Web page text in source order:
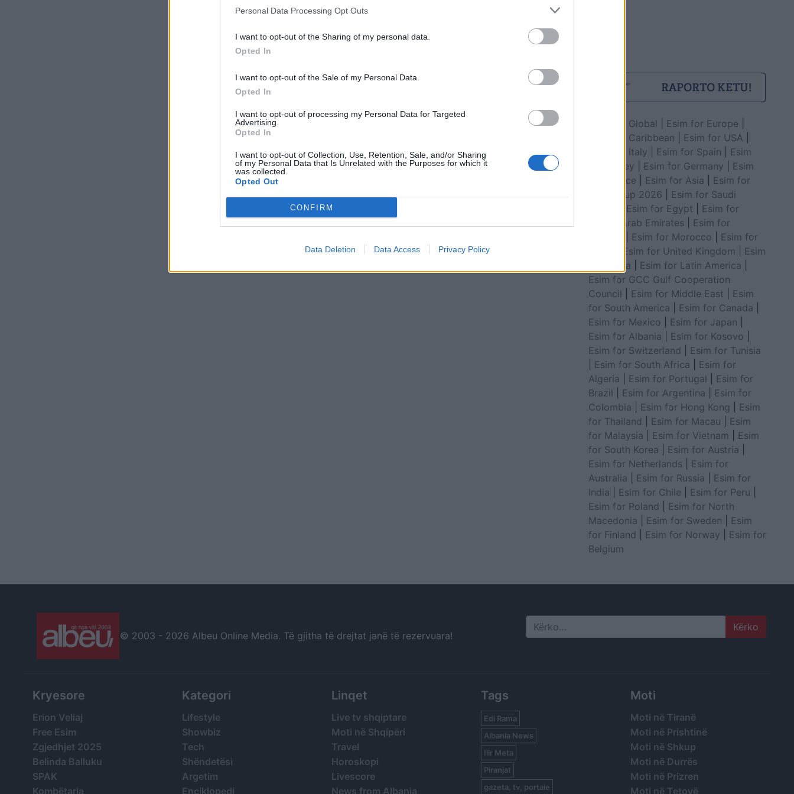
Personal Data Processing Opt Outs
I want to opt-out of the Sharing of my personal data.
Opted In
I want to opt-out of the Sale of my Personal Data.
Opted In
I want to opt-out of processing my Personal Data for Targeted
Advertising.
Opted In
I want to opt-out of Collection, Use, Retention, Sale, and/or Sharing
of my Personal Data that Is Unrelated with the Purposes for which it
was collected.
Opted Out
CONFIRM
Data Deletion Data Access Privacy Policy
Esim for Global Esim for Europe
Esim for Caribbean
Esim for USA
Esim for Italy
Esim for Spain
Esim
for Turkey
Esim for Germany
Esim
for Greece
Esim for Asia
Esim for
World Cup 2026
Esim for Saudi
Esim for Egypt
Esim for
United Arab Emirates
Esim for
Esim for Morocco
Esim for
Esim for United Kingdom
Esim
for Africa
Esim for Latin America
Esim for GCC Gulf Cooperation
Council
Esim for Middle East
Esim
for South America
Esim for Canada
Esim for Mexico
Esim for Japan
Esim for Albania
Esim for Kosovo
Esim for Switzerland
Esim for Tunisia
Esim for South Africa
Esim for
Algeria
Esim for Portugal
Esim for
Brazil
Esim for Argentina
Esim for
Colombia
Esim for Hong Kong
Esim
for Thailand
Esim for Macau
Esim
for Malaysia
Esim for Vietnam
Esim
for South Korea
Esim for Austria
Esim for Netherlands
Esim for
Australia
Esim for Russia
Esim for
India
Esim for Chile Esim for Peru
Esim for Poland
Esim for North
Macedonia
Esim for Sweden
Esim
for Finland
Esim for Norway
Esim for
Belgium
© 2003 - 2026 Albeu Online Media. Të gjitha të drejtat janë të rezervuara! Search
Kryesore
Erion Veliaj
Free Esim
Zgjedhjet 2025
Belinda Balluku
SPAK
Kombëtarja
Kategori
Lifestyle
Showbiz
Tech
Shëndetësi
Argetim
Enciklopedi
Linqet
Live tv shqiptare
Moti në Shqipëri
Travel
Horoskopi
Livescore
News from Albania
Tags
Edi Rama
Albania News
Ilir Meta
Piranjat
gazeta, tv, portale
Moti
Moti në Tiranë
Moti në Prishtinë
Moti në Shkup
Moti në Durrës
Moti në Prizren
Moti në Tetovë